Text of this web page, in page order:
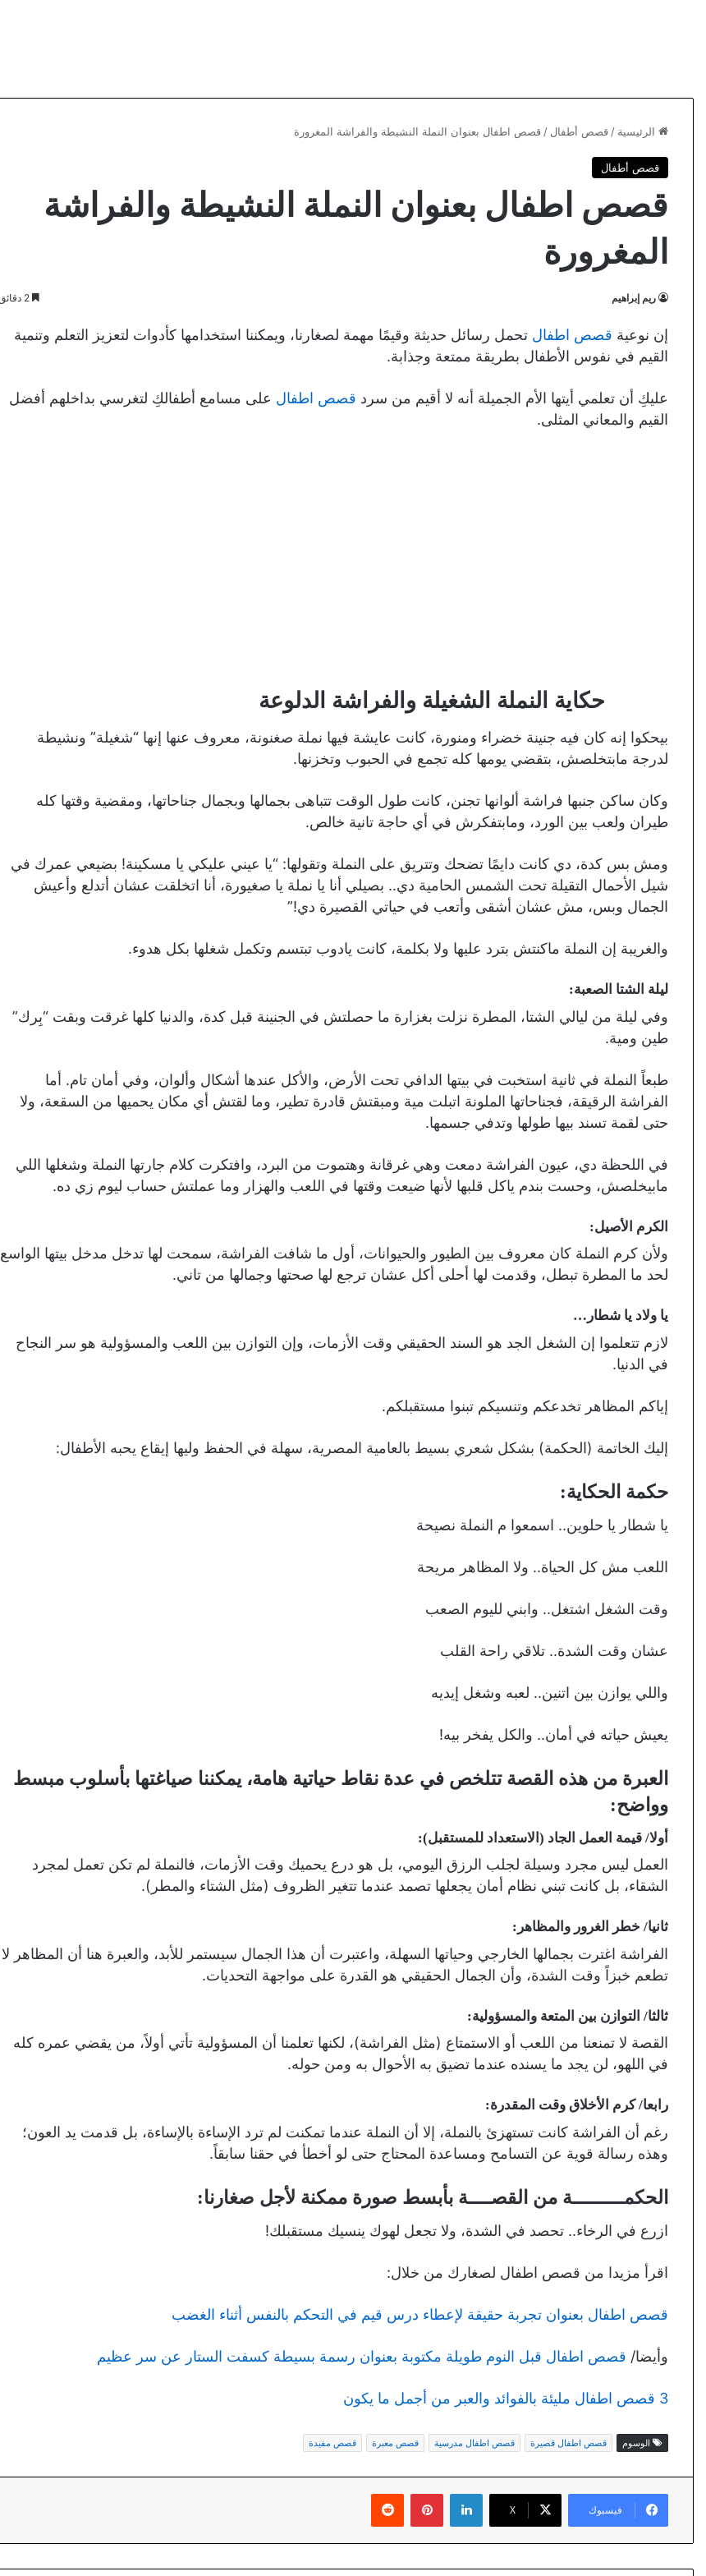
الرئيسية / قصص أطفال / قصص اطفال بعنوان النملة النشيطة والفراشة المغرورة
قصص أطفال
قصص اطفال بعنوان النملة النشيطة والفراشة
المغرورة
ريم إبراهيم
إن نوعية قصص اطفال تحمل رسائل حديثة وقيمًا مهمة لصغارنا، ويمكننا استخدامها كأدوات لتعزيز التعلم وتنمية
القيم في نفوس الأطفال بطريقة ممتعة وجذابة.
عليكِ أن تعلمي أيتها الأم الجميلة أنه لا أقيم من سرد قصص اطفال على مسامع أطفالكِ لتغرسي بداخلهم أفضل
القيم والمعاني المثلى.
حكاية النملة الشغيلة والفراشة الدلوعة
بيحكوا إنه كان فيه جنينة خضراء ومنورة، كانت عايشة فيها نملة صغنونة، معروف عنها إنها “شغيلة” ونشيطة
لدرجة مابتخلصش، بتقضي يومها كله تجمع في الحبوب وتخزنها.
وكان ساكن جنبها فراشة ألوانها تجنن، كانت طول الوقت تتباهى بجمالها وبجمال جناحاتها، ومقضية وقتها كله
طيران ولعب بين الورد، ومابتفكرش في أي حاجة تانية خالص.
ومش بس كدة، دي كانت دايمًا تضحك وتتريق على النملة وتقولها: “يا عيني عليكي يا مسكينة! بضيعي عمرك في
شيل الأحمال التقيلة تحت الشمس الحامية دي.. بصيلي أنا يا نملة يا صغيورة، أنا اتخلقت عشان أتدلع وأعيش
الجمال وبس، مش عشان أشقى وأتعب في حياتي القصيرة دي!”
والغريبة إن النملة ماكنتش بترد عليها ولا بكلمة، كانت يادوب تبتسم وتكمل شغلها بكل هدوء.
ليلة الشتا الصعبة:
وفي ليلة من ليالي الشتا، المطرة نزلت بغزارة ما حصلتش في الجنينة قبل كدة، والدنيا كلها غرقت وبقت “بِرك”
طين ومية.
طبعاً النملة في ثانية استخبت في بيتها الدافي تحت الأرض، والأكل عندها أشكال وألوان، وفي أمان تام. أما
الفراشة الرقيقة، فجناحاتها الملونة اتبلت مية ومبقتش قادرة تطير، وما لقتش أي مكان يحميها من السقعة، ولا
حتى لقمة تسند بيها طولها وتدفي جسمها.
في اللحظة دي، عيون الفراشة دمعت وهي غرقانة وهتموت من البرد، وافتكرت كلام جارتها النملة وشغلها اللي
مابيخلصش، وحست بندم ياكل قلبها لأنها ضيعت وقتها في اللعب والهزار وما عملتش حساب ليوم زي ده.
الكرم الأصيل:
ولأن كرم النملة كان معروف بين الطيور والحيوانات، أول ما شافت الفراشة، سمحت لها تدخل مدخل بيتها الواسع
لحد ما المطرة تبطل، وقدمت لها أحلى أكل عشان ترجع لها صحتها وجمالها من تاني.
يا ولاد يا شطار…
لازم تتعلموا إن الشغل الجد هو السند الحقيقي وقت الأزمات، وإن التوازن بين اللعب والمسؤولية هو سر النجاح
في الدنيا.
إياكم المظاهر تخدعكم وتنسيكم تبنوا مستقبلكم.
إليك الخاتمة (الحكمة) بشكل شعري بسيط بالعامية المصرية، سهلة في الحفظ وليها إيقاع يحبه الأطفال:
حكمة الحكاية:
يا شطار يا حلوين.. اسمعوا م النملة نصيحة
اللعب مش كل الحياة.. ولا المظاهر مريحة
وقت الشغل اشتغل.. وابني لليوم الصعب
عشان وقت الشدة.. تلاقي راحة القلب
واللي يوازن بين اتنين.. لعبه وشغل إيديه
يعيش حياته في أمان.. والكل يفخر بيه!
العبرة من هذه القصة تتلخص في عدة نقاط حياتية هامة، يمكننا صياغتها بأسلوب مبسط
وواضح:
أولا/ قيمة العمل الجاد (الاستعداد للمستقبل):
العمل ليس مجرد وسيلة لجلب الرزق اليومي، بل هو درع يحميك وقت الأزمات، فالنملة لم تكن تعمل لمجرد
الشقاء، بل كانت تبني نظام أمان يجعلها تصمد عندما تتغير الظروف (مثل الشتاء والمطر).
ثانيا/ خطر الغرور والمظاهر :
الفراشة اغترت بجمالها الخارجي وحياتها السهلة، واعتبرت أن هذا الجمال سيستمر للأبد، والعبرة هنا أن المظاهر لا
تطعم خبزاً وقت الشدة، وأن الجمال الحقيقي هو القدرة على مواجهة التحديات.
ثالثا/ التوازن بين المتعة والمسؤولية:
القصة لا تمنعنا من اللعب أو الاستمتاع (مثل الفراشة)، لكنها تعلمنا أن المسؤولية تأتي أولاً، من يقضي عمره كله
في اللهو، لن يجد ما يسنده عندما تضيق به الأحوال به ومن حوله.
رابعا/ كرم الأخلاق وقت المقدرة:
رغم أن الفراشة كانت تستهزئ بالنملة، إلا أن النملة عندما تمكنت لم ترد الإساءة بالإساءة، بل قدمت يد العون؛
وهذه رسالة قوية عن التسامح ومساعدة المحتاج حتى لو أخطأ في حقنا سابقاً.
الحكمـــــــــة من القصــــة بأبسط صورة ممكنة لأجل صغارنا:
ازرع في الرخاء.. تحصد في الشدة، ولا تجعل لهوك ينسيك مستقبلك!
اقرأ مزيدا من قصص اطفال لصغارك من خلال:
قصص اطفال بعنوان تجربة حقيقة لإعطاء درس قيم في التحكم بالنفس أثناء الغضب
وأيضا/ قصص اطفال قبل النوم طويلة مكتوبة بعنوان رسمة بسيطة كسفت الستار عن سر عظيم
3 قصص اطفال مليئة بالفوائد والعبر من أجمل ما يكون
الوسوم قصص اطفال قصيرة قصص اطفال مدرسية قصص معبرة قصص مفيدة
فيسبوك X
لينكدإن بينتيريست